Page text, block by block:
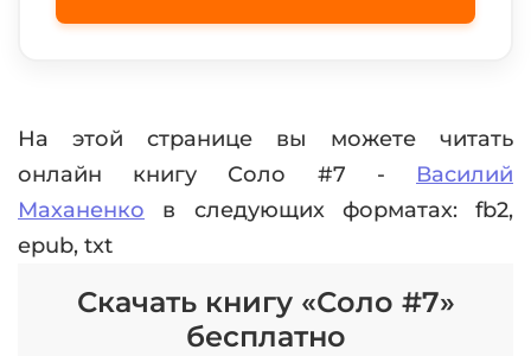
На этой странице вы можете читать
онлайн книгу Соло #7 - Василий
Маханенко в следующих форматах: fb2,
epub, txt
Скачать книгу «Соло #7»
бесплатно